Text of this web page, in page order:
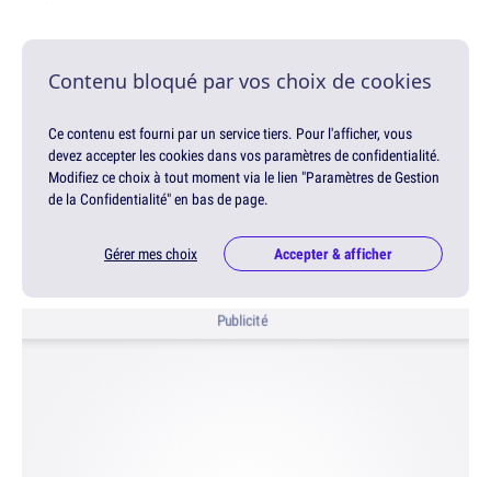
Contenu bloqué par vos choix de cookies
Ce contenu est fourni par un service tiers. Pour l'afficher, vous
devez accepter les cookies dans vos paramètres de confidentialité.
Modifiez ce choix à tout moment via le lien "Paramètres de Gestion
de la Confidentialité" en bas de page.
Gérer mes choix Accepter & afficher
Publicité